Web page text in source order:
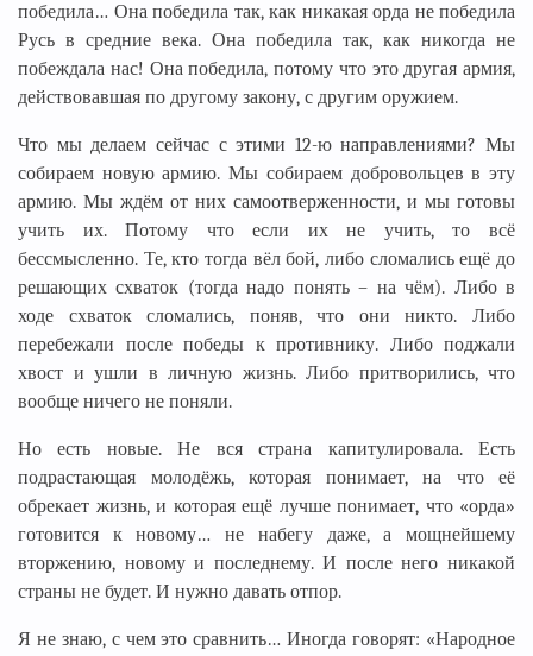
победила… Она победила так, как никакая орда не победила
Русь в средние века. Она победила так, как никогда не
побеждала нас! Она победила, потому что это другая армия,
действовавшая по другому закону, с другим оружием.
Что мы делаем сейчас с этими 12-ю направлениями? Мы
собираем новую армию. Мы собираем добровольцев в эту
армию. Мы ждём от них самоотверженности, и мы готовы
учить их. Потому что если их не учить, то всё
бессмысленно. Те, кто тогда вёл бой, либо сломались ещё до
решающих схваток (тогда надо понять – на чём). Либо в
ходе схваток сломались, поняв, что они никто. Либо
перебежали после победы к противнику. Либо поджали
хвост и ушли в личную жизнь. Либо притворились, что
вообще ничего не поняли.
Но есть новые. Не вся страна капитулировала. Есть
подрастающая молодёжь, которая понимает, на что её
обрекает жизнь, и которая ещё лучше понимает, что «орда»
готовится к новому… не набегу даже, а мощнейшему
вторжению, новому и последнему. И после него никакой
страны не будет. И нужно давать отпор.
Я не знаю, с чем это сравнить… Иногда говорят: «Народное